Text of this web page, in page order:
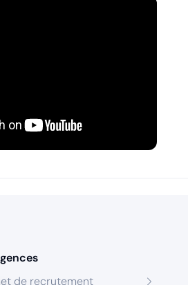
de recrutement